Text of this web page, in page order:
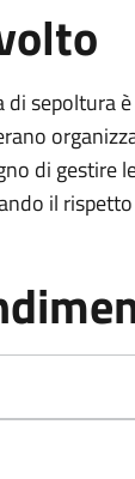
di sepoltura
di gestire
il